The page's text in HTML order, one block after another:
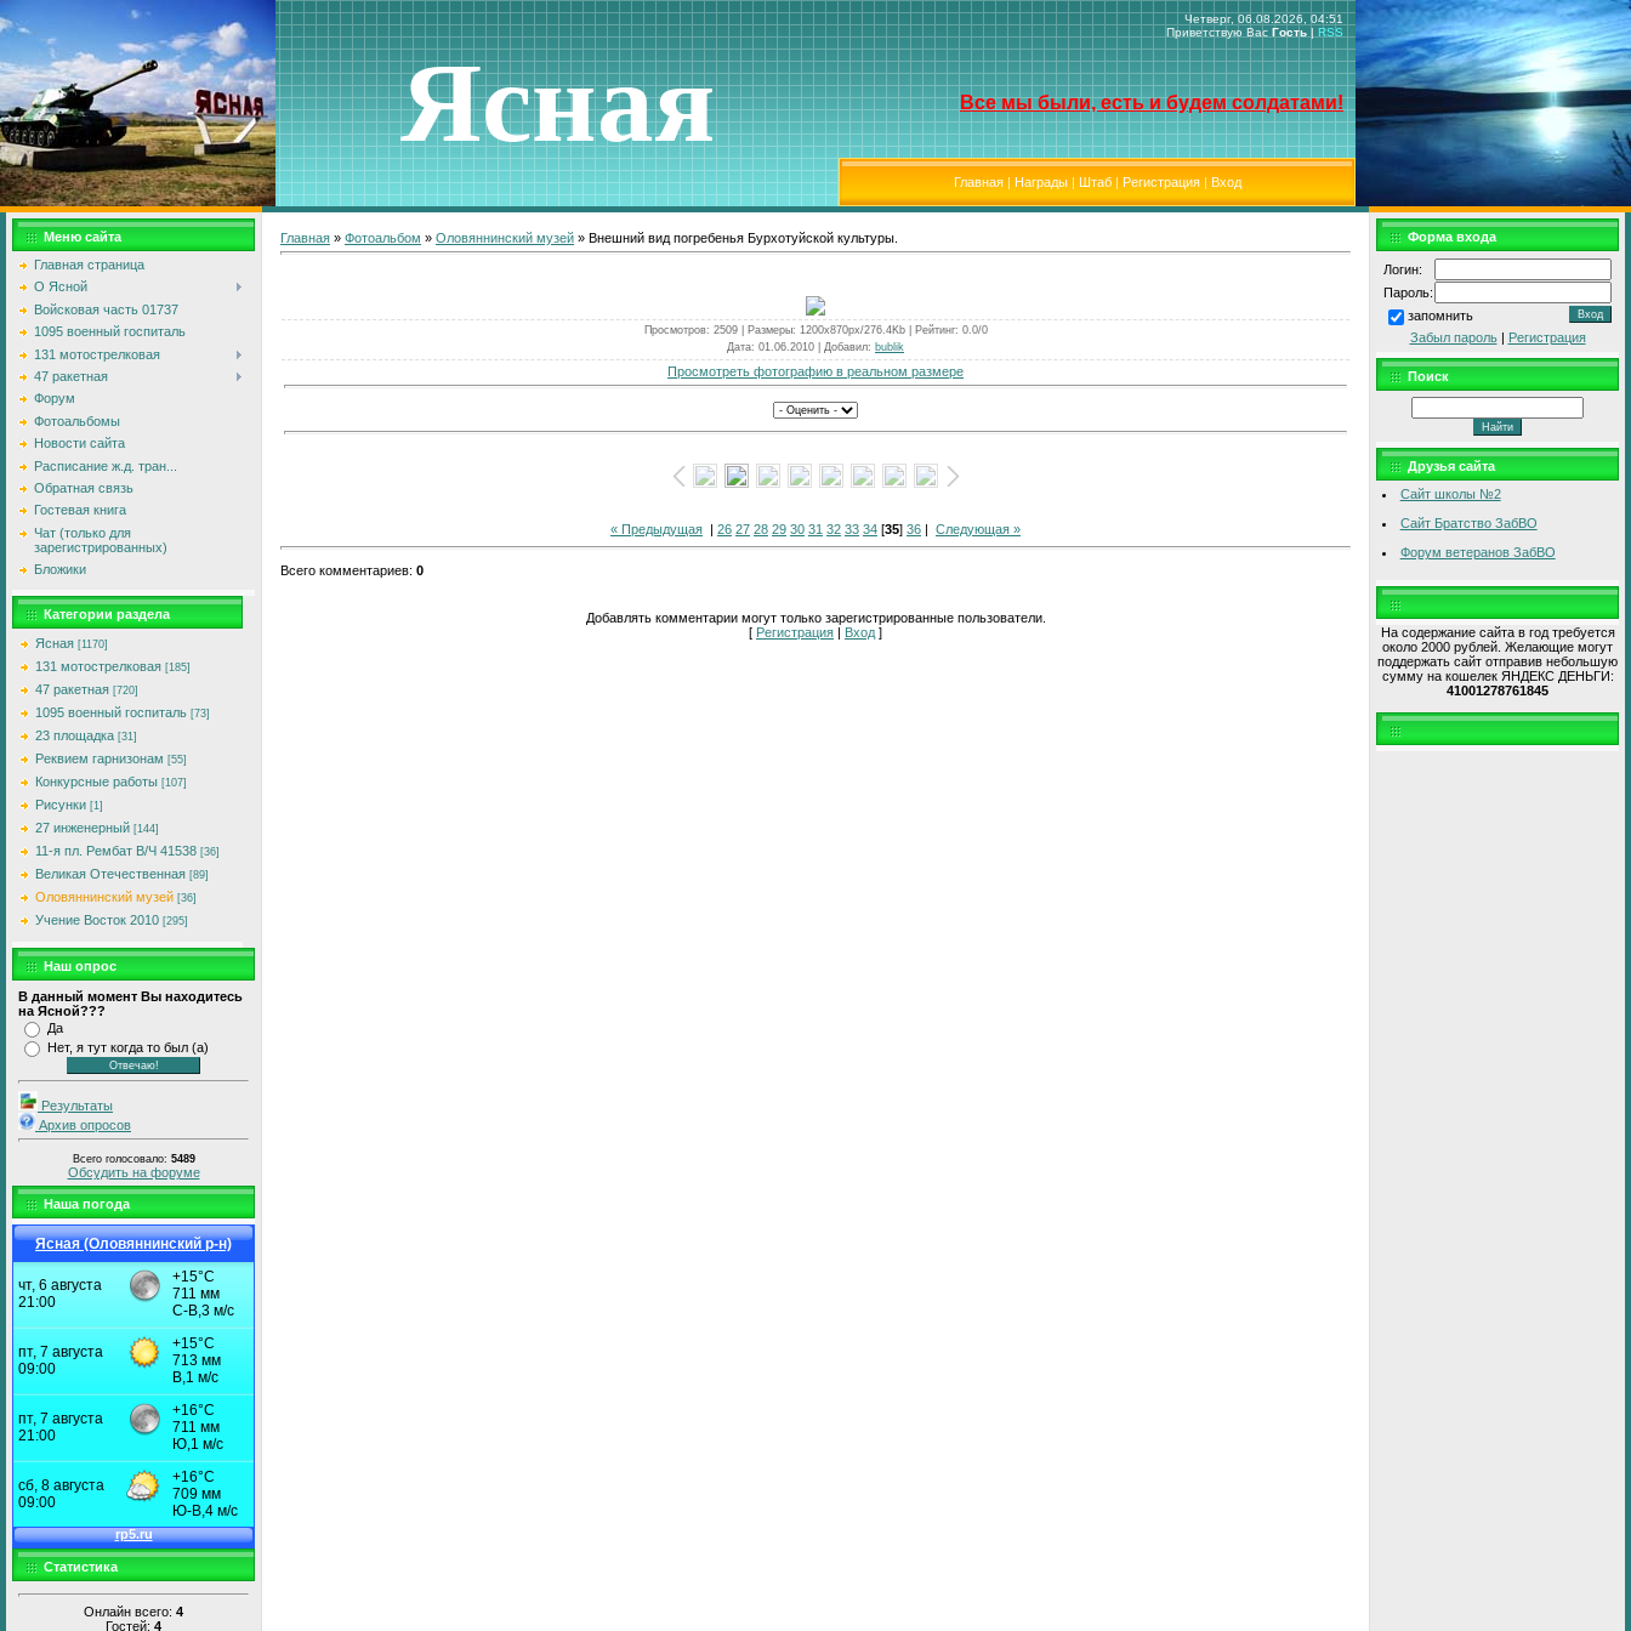
Ясная
Четверг, 06.08.2026, 04:51
Приветствую Вас Гость | RSS
Все мы были, есть и будем солдатами!
Главная| Награды| Штаб| Регистрация| Вход
Меню сайта
Главная страница
О Ясной
Войсковая часть 01737
1095 военный госпиталь
131 мотострелковая
47 ракетная
Форум
Фотоальбомы
Новости сайта
Расписание ж.д. тран...
Обратная связь
Гостевая книга
Чат (только для
зарегистрированных)
Бложики
Категории раздела
Ясная [1170]
131 мотострелковая [185]
47 ракетная [720]
1095 военный госпиталь [73]
23 площадка [31]
Реквием гарнизонам [55]
Конкурсные работы [107]
Рисунки [1]
27 инженерный [144]
11-я пл. Рембат В/Ч 41538 [36]
Великая Отечественная [89]
Оловяннинский музей [36]
Учение Восток 2010 [295]
Наш опрос
В данный момент Вы находитесь
на Ясной???
Да
Нет, я тут когда то был (а)
Результаты
Архив опросов
Всего голосовало: 5489
Обсудить на форуме
Наша погода
Ясная (Оловяннинский р-н)
Статистика
Онлайн всего: 4
Гостей: 4
Главная » Фотоальбом » Оловяннинский музей » Внешний вид погребенья Бурхотуйской культуры.
Просмотров: 2509 | Размеры: 1200x870px/276.4Kb | Рейтинг: 0.0/0
Дата: 01.06.2010 | Добавил: bublik
Просмотреть фотографию в реальном размере
« Предыдущая | 26 27 28 29 30 31 32 33 34 [35] 36 | Следующая »
Всего комментариев: 0
Добавлять комментарии могут только зарегистрированные пользователи.
[ Регистрация Вход ]
Форма входа
Логин:
Пароль:
запомнить
Забыл пароль| Регистрация
Поиск
Друзья сайта
Сайт школы №2
Сайт Братство ЗабВО
Форум ветеранов ЗабВО
На содержание сайта в год требуется
около 2000 рублей. Желающие могут
поддержать сайт отправив небольшую
сумму на кошелек ЯНДЕКС ДЕНЬГИ:
41001278761845